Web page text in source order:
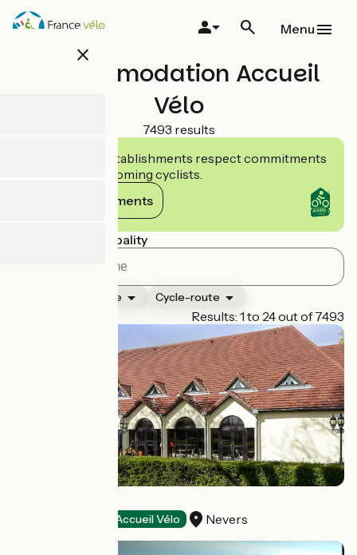
Skip
close
Menu
Accommodation Accueil
Vélo
7493 results
Accueil Vélo establishments respect commitments
tailored to welcoming cyclists.
View commitments
Search by municipality
Type Cycle-route
Results: 1 to 24 out of 7493
Accueil Vélo Nevers